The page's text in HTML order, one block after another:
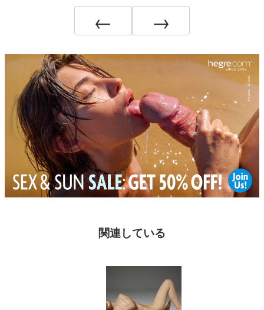
← →
関連している